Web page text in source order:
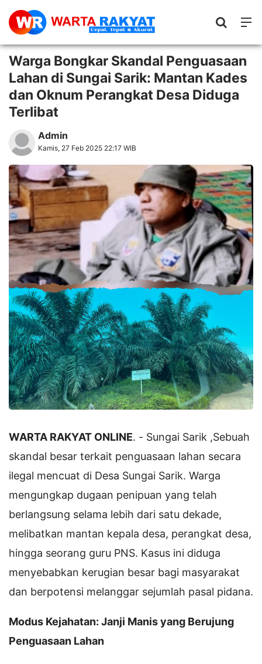
Warga Bongkar Skandal Penguasaan
Lahan di Sungai Sarik: Mantan Kades
dan Oknum Perangkat Desa Diduga
Terlibat
Admin
Kamis, 27 Feb 2025 22:17 WIB
WARTA RAKYAT ONLINE. - Sungai Sarik ,Sebuah
skandal besar terkait penguasaan lahan secara
ilegal mencuat di Desa Sungai Sarik. Warga
mengungkap dugaan penipuan yang telah
berlangsung selama lebih dari satu dekade,
melibatkan mantan kepala desa, perangkat desa,
hingga seorang guru PNS. Kasus ini diduga
menyebabkan kerugian besar bagi masyarakat
dan berpotensi melanggar sejumlah pasal pidana.
Modus Kejahatan: Janji Manis yang Berujung
Penguasaan Lahan